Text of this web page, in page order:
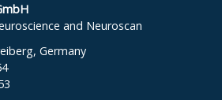
and Neuroscan
Germany